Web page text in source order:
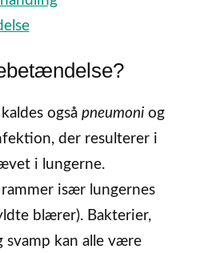
også pneumoni og
der resulterer i
i lungerne.
især lungernes
blærer). Bakterier,
svamp kan alle være